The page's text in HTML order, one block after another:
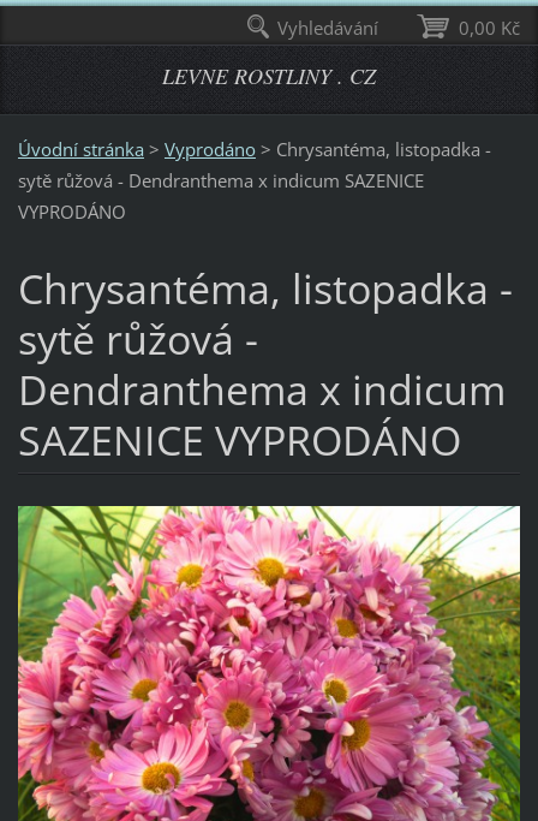
LEVNE ROSTLINY . CZ
Úvodní stránka > Vyprodáno > Chrysantéma, listopadka -
sytě růžová - Dendranthema x indicum SAZENICE
VYPRODÁNO
Chrysantéma, listopadka -
sytě růžová -
Dendranthema x indicum
SAZENICE VYPRODÁNO
0,00 Kč
Vyhledávání